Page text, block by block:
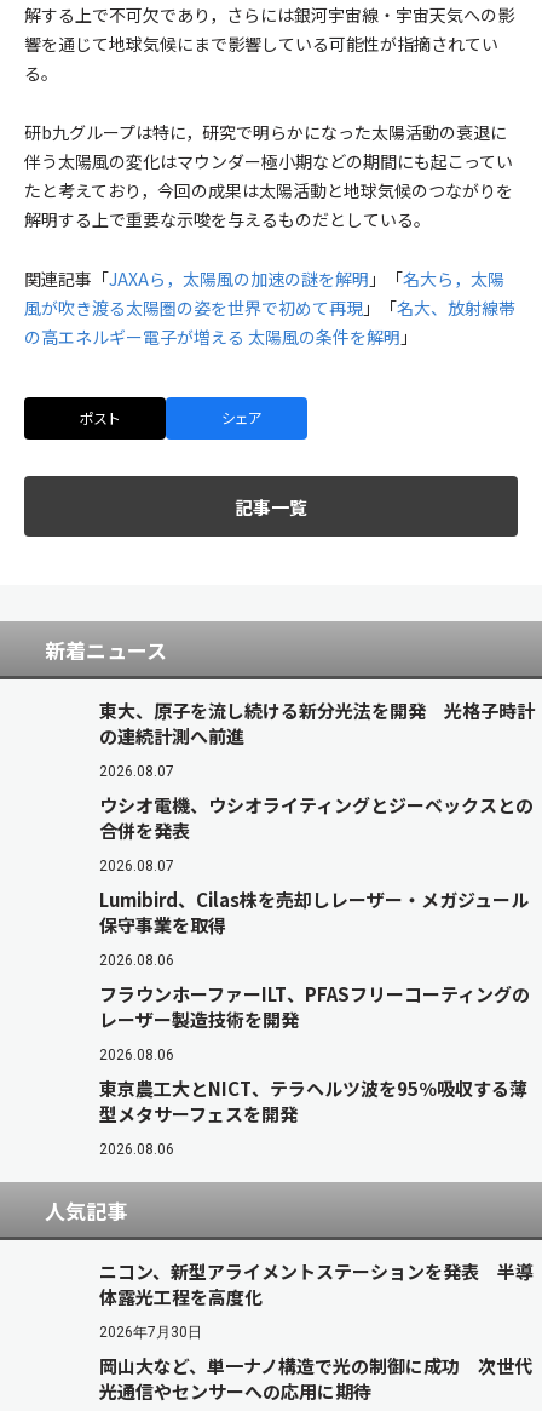
解する上で不可欠であり，さらには銀河宇宙線・宇宙天気への影
響を通じて地球気候にまで影響している可能性が指摘されてい
る。
研b九グループは特に，研究で明らかになった太陽活動の衰退に
伴う太陽風の変化はマウンダー極小期などの期間にも起こってい
たと考えており，今回の成果は太陽活動と地球気候のつながりを
解明する上で重要な示唆を与えるものだとしている。
関連記事「JAXAら，太陽風の加速の謎を解明 」「名大ら，太陽
風が吹き渡る太陽圏の姿を世界で初めて再現 」「名大、放射線帯
の高エネルギー電子が増える 太陽風の条件を解明 」
ポスト シェア
記事一覧
新着ニュース
東大、原子を流し続ける新分光法を開発 光格子時計
の連続計測へ前進
2026.08.07
ウシオ電機、ウシオライティングとジーベックスとの
合併を発表
2026.08.07
Lumibird、Cilas株を売却しレーザー・メガジュール
保守事業を取得
2026.08.06
フラウンホーファーILT、PFASフリーコーティングの
レーザー製造技術を開発
2026.08.06
東京農工大とNICT、テラヘルツ波を95％吸収する薄
型メタサーフェスを開発
2026.08.06
人気記事
ニコン、新型アライメントステーションを発表 半導
体露光工程を高度化
2026年7月30日
岡山大など、単一ナノ構造で光の制御に成功 次世代
光通信やセンサーへの応用に期待